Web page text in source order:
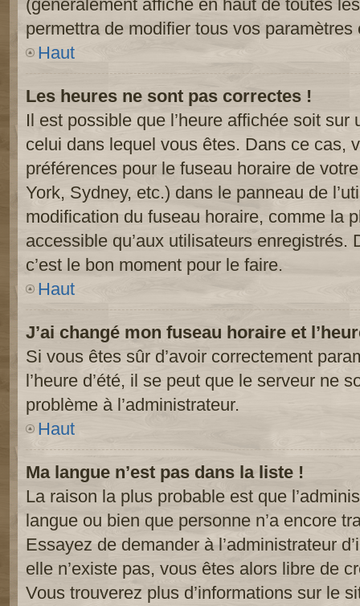
(généralement affiché en haut de toutes
permettra de modifier tous vos paramètres
Haut
Les heures ne sont pas correctes !
Il est possible que l’heure affichée soit
celui dans lequel vous êtes. Dans ce cas,
préférences pour le fuseau horaire de
York, Sydney, etc.) dans le panneau de
modification du fuseau horaire, comme la
accessible qu’aux utilisateurs enregistrés.
c’est le bon moment pour le faire.
Haut
J’ai changé mon fuseau horaire et
Si vous êtes sûr d’avoir correctement
l’heure d’été, il se peut que le serveur ne
problème à l’administrateur.
Haut
Ma langue n’est pas dans la liste !
La raison la plus probable est que
langue ou bien que personne n’a encore
Essayez de demander à l’administrateur
elle n’existe pas, vous êtes alors libre de
Vous trouverez plus d’informations sur le